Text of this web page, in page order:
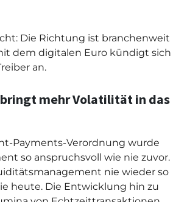
Die Richtung ist branchenweit
dem digitalen Euro kündigt sich
an.
mehr Volatilität in das
Payments-Verordnung wurde
so anspruchsvoll wie nie zuvor.
nie wieder so
heute. Die Entwicklung hin zu